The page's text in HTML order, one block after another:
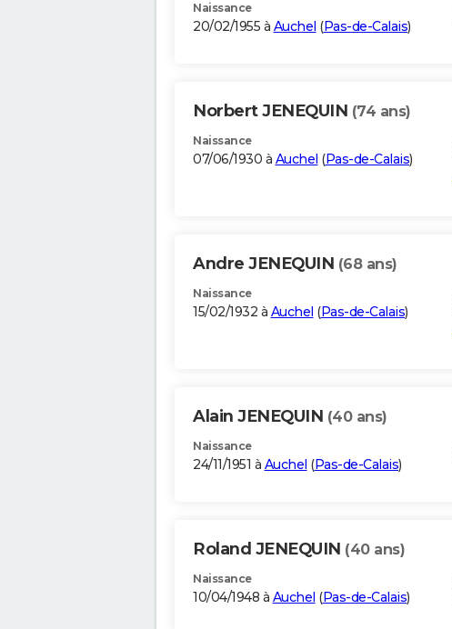
Naissance
20/02/1955 à Auchel (Pas-de-Calais)
Norbert JENEQUIN (74 ans)
Naissance
07/06/1930 à Auchel (Pas-de-Calais)
Andre JENEQUIN (68 ans)
Naissance
15/02/1932 à Auchel (Pas-de-Calais)
Alain JENEQUIN (40 ans)
Naissance
24/11/1951 à Auchel (Pas-de-Calais)
Roland JENEQUIN (40 ans)
Naissance
10/04/1948 à Auchel (Pas-de-Calais)